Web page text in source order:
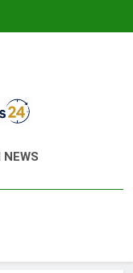
Finanse? Fachowa
NEWS